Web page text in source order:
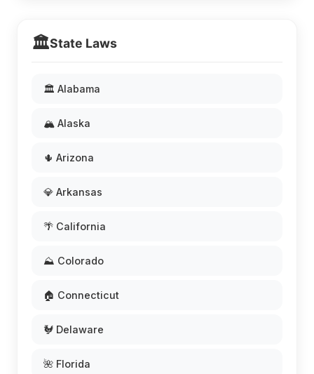
🏛️State Laws
🏛️ Alabama
🏔️ Alaska
🌵 Arizona
💎 Arkansas
🌴 California
⛰️ Colorado
🏠 Connecticut
🐓 Delaware
🌺 Florida